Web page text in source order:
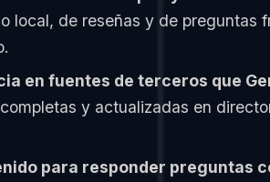
local, de reseñas y de
en fuentes de terceros que
y actualizadas en
para responder preguntas